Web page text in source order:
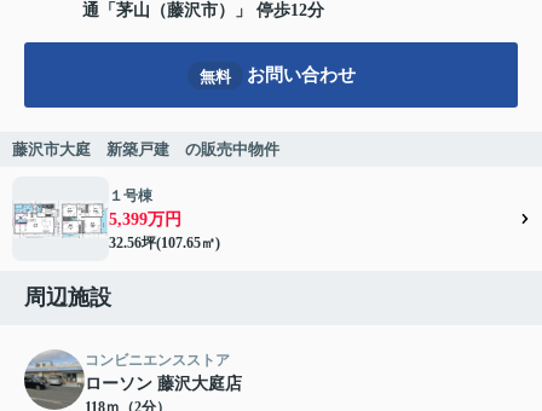
通「茅山（藤沢市）」 停歩12分
無料 お問い合わせ
藤沢市大庭 新築戸建 の販売中物件
１号棟
5,399万円
32.56坪(107.65㎡)
周辺施設
コンビニエンスストア
ローソン 藤沢大庭店